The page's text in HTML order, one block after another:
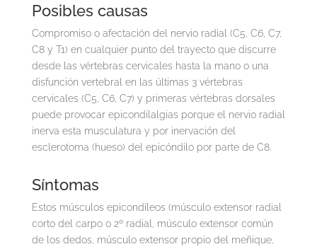
Posibles causas
Compromiso o afectación del nervio radial (C5, C6, C7,
C8 y T1) en cualquier punto del trayecto que discurre
desde las vértebras cervicales hasta la mano o una
disfunción vertebral en las últimas 3 vértebras
cervicales (C5, C6, C7) y primeras vértebras dorsales
puede provocar epicondilalgias porque el nervio radial
inerva esta musculatura y por inervación del
esclerotoma (hueso) del epicóndilo por parte de C8.
Síntomas
Estos músculos epicondíleos (músculo extensor radial
corto del carpo o 2º radial, músculo extensor común
de los dedos, músculo extensor propio del meñique,